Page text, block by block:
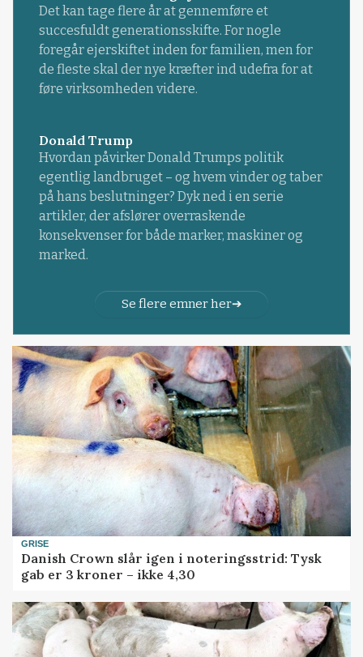
Det kan tage flere år at gennemføre et
succesfuldt generationsskifte. For nogle
foregår ejerskiftet inden for familien, men for
de fleste skal der nye kræfter ind udefra for at
føre virksomheden videre.
Donald Trump
Hvordan påvirker Donald Trumps politik
egentlig landbruget – og hvem vinder og taber
på hans beslutninger? Dyk ned i en serie
artikler, der afslører overraskende
konsekvenser for både marker, maskiner og
marked.
Se flere emner her
GRISE
Danish Crown slår igen i noteringsstrid: Tysk
gab er 3 kroner – ikke 4,30